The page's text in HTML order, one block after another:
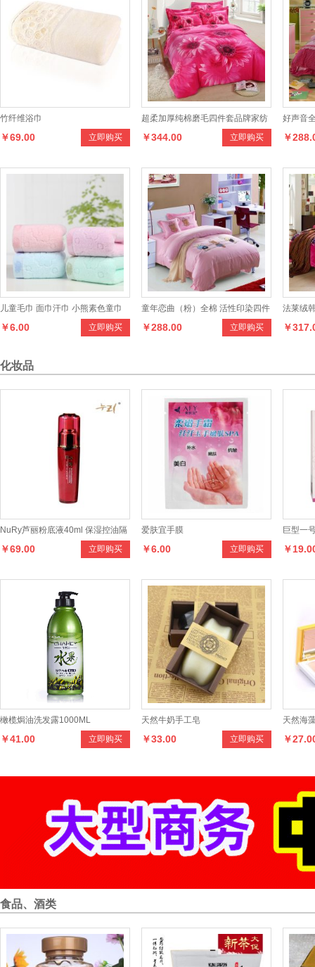
竹纤维浴巾
立即购买
￥69.00
超柔加厚纯棉磨毛四件套品牌家纺
全棉活性套件床上用品 立即购买
￥344.00
好声音
￥
儿童毛巾 面巾汗巾 小熊素色童巾
卡通家居毛巾 立即购买
￥6.00
童年恋曲（粉）全棉 活性印染四件
套 立即购买
￥288.00
法莱绒
￥
化妆品
NuRy芦丽粉底液40ml 保湿控油隔
离美白遮瑕粉底膏 立即购买
￥69.00
爱肤宜手膜
立即购买
￥6.00
巨型一
护手霜
￥
橄榄焗油洗发露1000ML
立即购买
￥41.00
天然牛奶手工皂
立即购买
￥33.00
天然海
￥
食品、酒类